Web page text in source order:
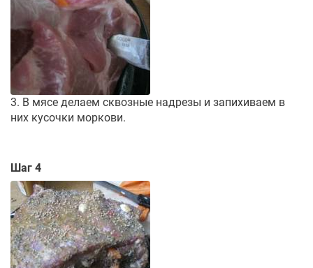
3. В мясе делаем сквозные надрезы и запихиваем в
них кусочки моркови.
Шаг 4